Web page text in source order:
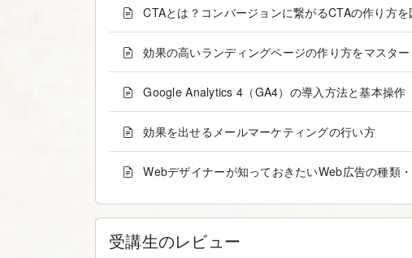
CTAとは？コンバージョンに繋がるCTAの作り方を
効果の高いランディングページの作り方をマスター
Google Analytics 4（GA4）の導入方法と基本操作
効果を出せるメールマーケティングの行い方
Webデザイナーが知っておきたいWeb広告の種類
受講生のレビュー